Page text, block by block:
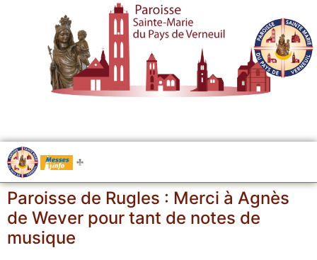
Messes
Paroisse de Rugles : Merci à Agnès
de Wever pour tant de notes de
musique